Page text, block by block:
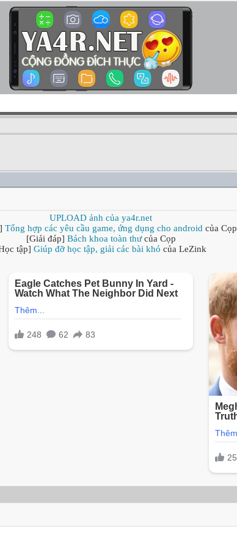
UPLOAD ảnh của ya4r.net
Tổng hợp các yêu cầu game, ứng dụng cho android của Cọp
[Giải đáp] Bách khoa toàn thưcủa Cọp
tập] Giúp đỡ học tập, giải các bài khó của LeZink